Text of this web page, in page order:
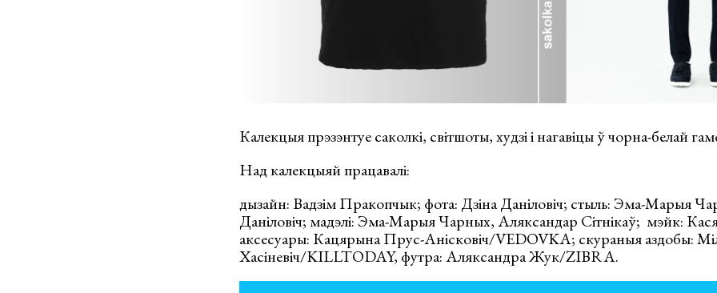
Калекцыя прэзэнтуе саколкі, світшоты, худзі і нагавіцы ў чорна-белай
Над калекцыяй працавалі:
дызайн: Вадзім Пракопчык; фота: Дзіна Даніловіч; стыль: Эма-Марыя
Даніловіч; мадэлі: Эма-Марыя Чарных, Аляксандар Сітнікаў; мэйк:
аксесуары: Кацярына Прус-Анісковіч/VEDOVKA; скураныя аздобы:
Хасіневіч/KILLTODAY, футра: Аляксандра Жук/ZIBRA.